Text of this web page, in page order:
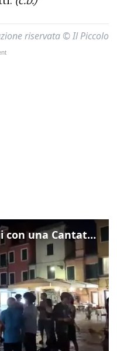
riservata © Il Piccolo
Venezia omaggia Guccini con una Cantata Anarchica in campo Santa Margherita